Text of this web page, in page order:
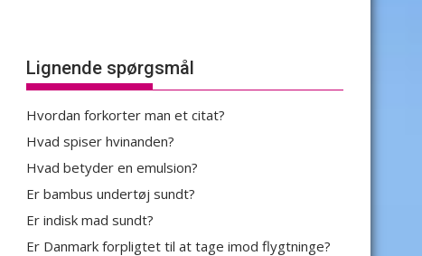
Lignende spørgsmål
Hvordan forkorter man et citat?
Hvad spiser hvinanden?
Hvad betyder en emulsion?
Er bambus undertøj sundt?
Er indisk mad sundt?
Er Danmark forpligtet til at tage imod flygtninge?